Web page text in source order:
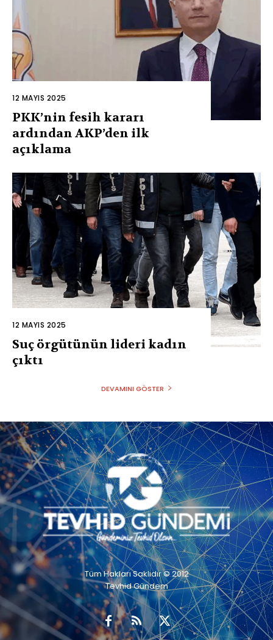
12 MAYIS 2025
PKK’nin fesih kararı
ardından AKP’den ilk
açıklama
12 MAYIS 2025
Suç örgütünün lideri kadın
çıktı
DEVAMINI GÖSTER
Tüm Hakları Saklıdır © 2012
Tevhid Gündem